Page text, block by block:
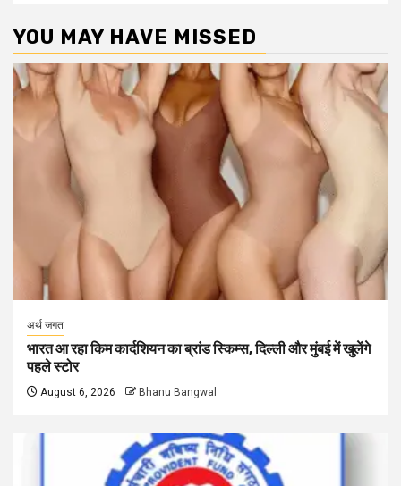
YOU MAY HAVE MISSED
अर्थ जगत
भारत आ रहा किम कार्दशियन का ब्रांड स्किम्स, दिल्ली और मुंबई में खुलेंगे
पहले स्टोर
August 6, 2026 Bhanu Bangwal